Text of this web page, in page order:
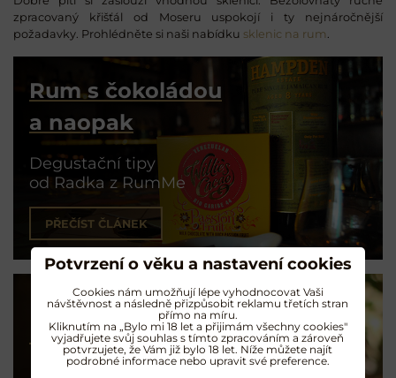
zpracovaný křišťál od Moseru uspokojí i ty nejnáročnější
požadavky. Prohlédněte si naši nabídku sklenic na rum
Rum s čokoládou
a naopak
Degustační tipy
od Radka z RumMe
PŘEČÍST ČLÁNEK
Koktejly na rumu
Potvrzení o věku a nastavení cookies
Cookies nám umožňují lépe vyhodnocovat Vaši
návštěvnost a následně přizpůsobit reklamu třetích stran
přímo na míru.
Kliknutím na „Bylo mi 18 let a přijimám všechny cookies"
vyjadřujete svůj souhlas s tímto zpracováním a zároveň
potvrzujete, že Vám již bylo 18 let. Níže můžete najít
podrobné informace nebo upravit své preference.